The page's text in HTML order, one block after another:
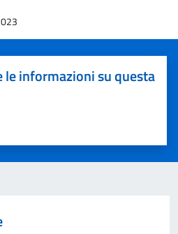
le informazioni su questa
su 5
su 5
5